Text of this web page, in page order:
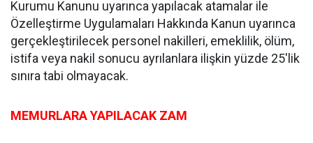
Kurumu Kanunu uyarınca yapılacak atamalar ile
Özelleştirme Uygulamaları Hakkında Kanun uyarınca
gerçekleştirilecek personel nakilleri, emeklilik, ölüm,
istifa veya nakil sonucu ayrılanlara ilişkin yüzde 25'lik
sınıra tabi olmayacak.
MEMURLARA YAPILACAK ZAM